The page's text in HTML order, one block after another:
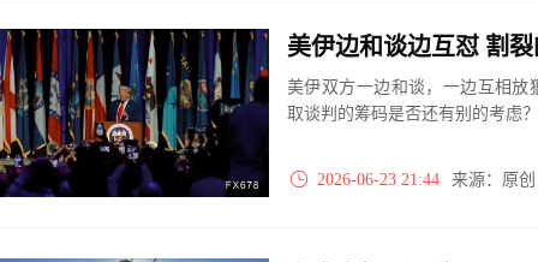
美伊边和谈边互怼 割
美伊双方一边和谈，一边互相放
取谈判的筹码是否还有别的考虑？
2026-06-23 21:44 来源：原